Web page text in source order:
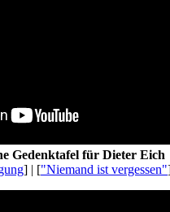
Gedenktafel für Dieter Eich
] | ["Niemand ist vergessen"